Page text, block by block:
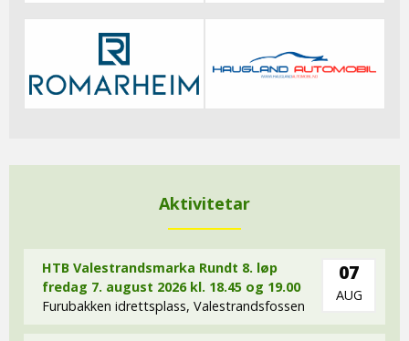
Aktivitetar
HTB Valestrandsmarka Rundt 8. løp
fredag 7. august 2026 kl. 18.45 og 19.00
Furubakken idrettsplass, Valestrandsfossen
07
AUG